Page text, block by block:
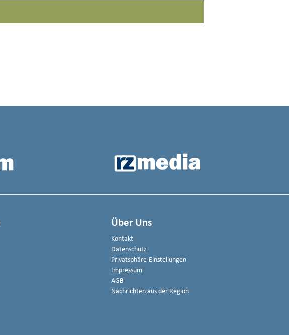
Über Uns
Kontakt
Datenschutz
Privatsphäre-Einstellungen
Impressum
AGB
Nachrichten aus der Region